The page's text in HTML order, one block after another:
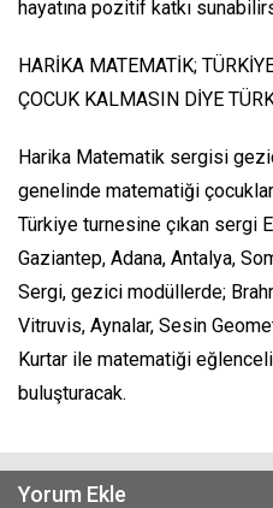
hayatına pozitif katkı
HARİKA MATEMATİK;
ÇOCUK KALMASIN DİYE
Harika Matematik sergisi
genelinde matematiği
Türkiye turnesine çıkan sergi
Gaziantep, Adana, Antalya,
Sergi, gezici modüllerde;
Vitruvis, Aynalar, Sesin
Kurtar ile matematiği
buluşturacak.
Yorum Ekle